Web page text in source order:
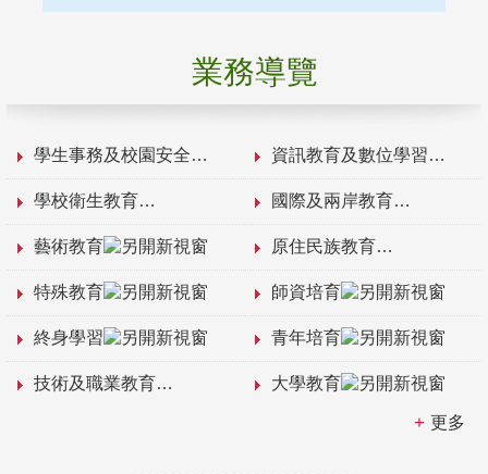
業務導覽
學生事務及校園安全 資訊教育及數位學習
學校衛生教育 國際及兩岸教育
藝術教育 原住民族教育
特殊教育 師資培育
終身學習 青年培育
技術及職業教育 大學教育
更多